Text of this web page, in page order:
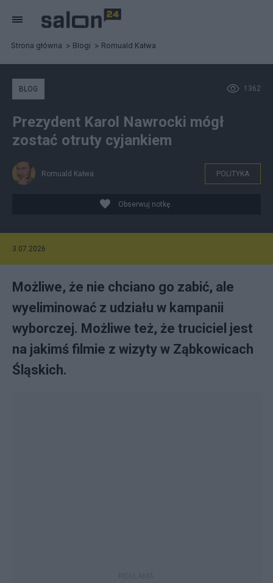
Strona główna Blogi Romuald Kałwa
1362
BLOG
Prezydent Karol Nawrocki mógł
zostać otruty cyjankiem
Romuald Kałwa POLITYKA
Obserwuj notkę
3.07.2026
Możliwe, że nie chciano go zabić, ale
wyeliminować z udziału w kampanii
wyborczej. Możliwe też, że truciciel jest
na jakimś filmie z wizyty w Ząbkowicach
Śląskich.